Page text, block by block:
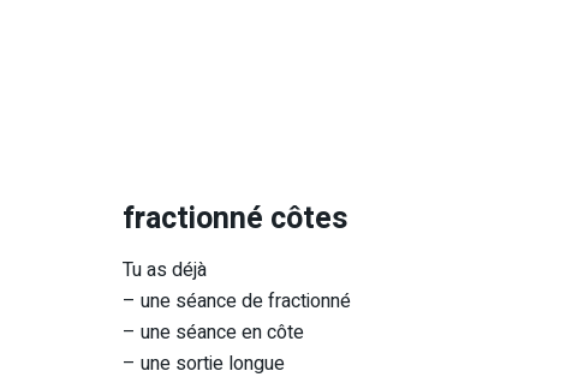
fractionné côtes
Tu as déjà
– une séance de fractionné
– une séance en côte
– une sortie longue